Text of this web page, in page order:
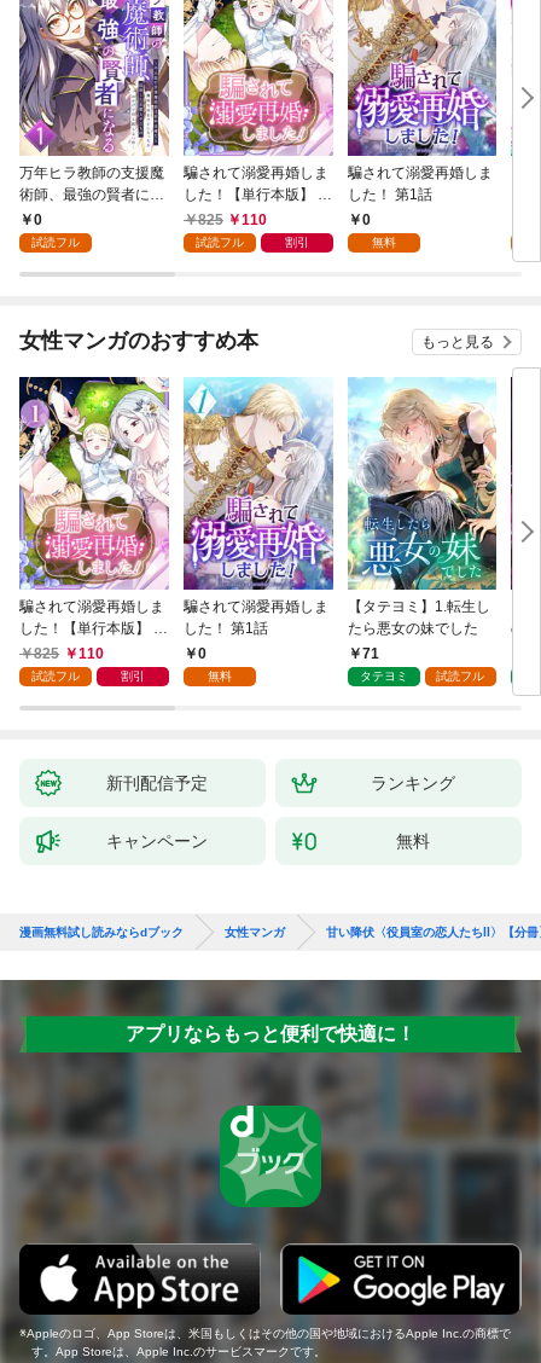
万年ヒラ教師の支援魔
術師、最強の賢者にな
る～不人気の支援魔術
師は給料泥棒だと魔術
が、出世した元教え子
らない件～ 第1話
0
試読フル
騙されて溺愛再婚しま
した！【単行本版】 1
巻825 110
試読フル 割引
騙されて溺愛再婚しま
した！ 第1話
0
無料
女性マンガのおすすめ本 もっと見る
騙されて溺愛再婚しま
した！【単行本版】 1
巻825 110
試読フル 割引
騙されて溺愛再婚しま
した！ 第1話
0
無料
【タテヨミ】1.転生し
たら悪女の妹でした
71
タテヨミ 試読フル
の
新刊配信予定 ランキング
キャンペーン 無料
漫画無料試し読みならdブック 女性マンガ 甘い降伏〈役員室の恋人たちⅡ〉【分冊
アプリならもっと便利で快適に！
Appleのロゴ、App Storeは、米国もしくはその他の国や地域におけるApple Inc.の商標で
す。App Storeは、Apple Inc.のサービスマークです。